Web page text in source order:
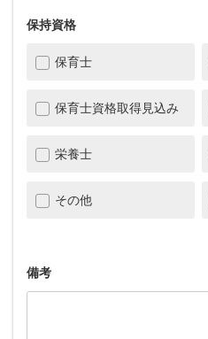
保持資格
保育士
保育士資格取得見込み
栄養士
その他
備考